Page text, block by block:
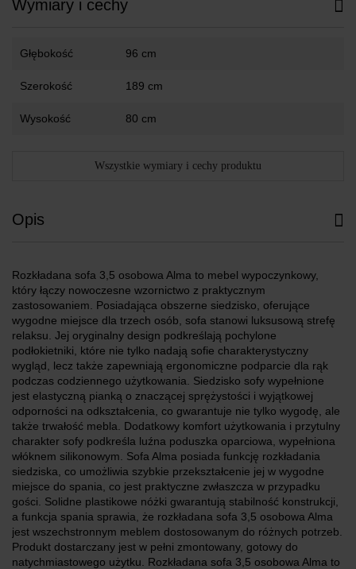
Wymiary i cechy
Głębokość 96 cm
Szerokość 189 cm
Wysokość 80 cm
Wszystkie wymiary i cechy produktu
Opis
Rozkładana sofa 3,5 osobowa Alma to mebel wypoczynkowy,
który łączy nowoczesne wzornictwo z praktycznym
zastosowaniem. Posiadająca obszerne siedzisko, oferujące
wygodne miejsce dla trzech osób, sofa stanowi luksusową strefę
relaksu. Jej oryginalny design podkreślają pochylone
podłokietniki, które nie tylko nadają sofie charakterystyczny
wygląd, lecz także zapewniają ergonomiczne podparcie dla rąk
podczas codziennego użytkowania. Siedzisko sofy wypełnione
jest elastyczną pianką o znaczącej sprężystości i wyjątkowej
odporności na odkształcenia, co gwarantuje nie tylko wygodę, ale
także trwałość mebla. Dodatkowy komfort użytkowania i przytulny
charakter sofy podkreśla luźna poduszka oparciowa, wypełniona
włóknem silikonowym. Sofa Alma posiada funkcję rozkładania
siedziska, co umożliwia szybkie przekształcenie jej w wygodne
miejsce do spania, co jest praktyczne zwłaszcza w przypadku
gości. Solidne plastikowe nóżki gwarantują stabilność konstrukcji,
a funkcja spania sprawia, że rozkładana sofa 3,5 osobowa Alma
jest wszechstronnym meblem dostosowanym do różnych potrzeb.
Produkt dostarczany jest w pełni zmontowany, gotowy do
natychmiastowego użytku. Rozkładana sofa 3,5 osobowa Alma to